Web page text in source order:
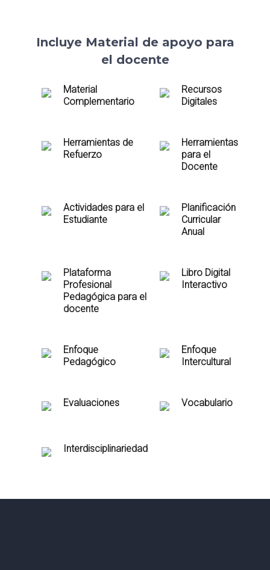
Incluye Material de apoyo para
el docente
Material
Complementario
Recursos
Digitales
Herramientas de
Refuerzo
Herramientas
para el
Docente
Actividades para el
Estudiante
Planificación
Curricular
Anual
Plataforma
Profesional
Pedagógica para el
docente
Libro Digital
Interactivo
Enfoque
Pedagógico
Enfoque
Intercultural
Evaluaciones Vocabulario
Interdisciplinariedad